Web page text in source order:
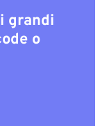
grandi
o